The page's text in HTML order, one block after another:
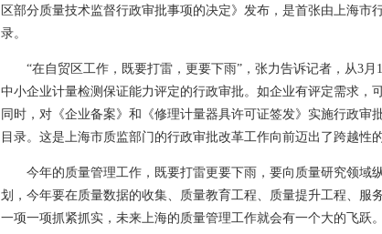
区部分质量技术监督行政审批事项的决定》发布，是首张由上海市
录。
“在自贸区工作，既要打雷，更要下雨”，张力告诉记者，从3月
中小企业计量检测保证能力评定的行政审批。如企业有评定需求，
同时，对《企业备案》和《修理计量器具许可证签发》实施行政审
目录。这是上海市质监部门的行政审批改革工作向前迈出了跨越性的
今年的质量管理工作，既要打雷更要下雨，要向质量研究领域
划，今年要在质量数据的收集、质量教育工程、质量提升工程、服
一项一项抓紧抓实，未来上海的质量管理工作就会有一个大的飞跃。